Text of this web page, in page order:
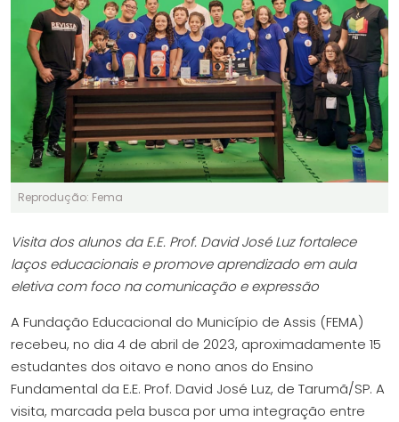
Reprodução: Fema
Visita dos alunos da E.E. Prof. David José Luz fortalece
laços educacionais e promove aprendizado em aula
eletiva com foco na comunicação e expressão
A Fundação Educacional do Município de Assis (FEMA)
recebeu, no dia 4 de abril de 2023, aproximadamente 15
estudantes dos oitavo e nono anos do Ensino
Fundamental da E.E. Prof. David José Luz, de Tarumã/SP. A
visita, marcada pela busca por uma integração entre